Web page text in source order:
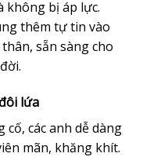
không bị áp lực.
thêm tự tin vào
sẵn sàng cho
lứa
các anh dễ dàng
mãn, khăng khít.